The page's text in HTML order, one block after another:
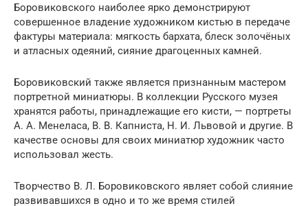
Боровиковского наиболее ярко демонстрируют
совершенное владение художником кистью в передаче
фактуры материала: мягкость бархата, блеск золочёных
и атласных одеяний, сияние драгоценных камней.
Боровиковский также является признанным мастером
портретной миниатюры. В коллекции Русского музея
хранятся работы, принадлежащие его кисти, — портреты
А. А. Менеласа, В. В. Капниста, Н. И. Львовой и другие. В
качестве основы для своих миниатюр художник часто
использовал жесть.
Творчество В. Л. Боровиковского являет собой слияние
развивавшихся в одно и то же время стилей